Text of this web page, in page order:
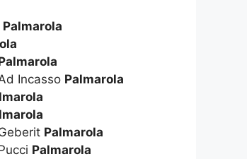
Palmarola
Incasso Palmarola
Palmarola
Palmarola